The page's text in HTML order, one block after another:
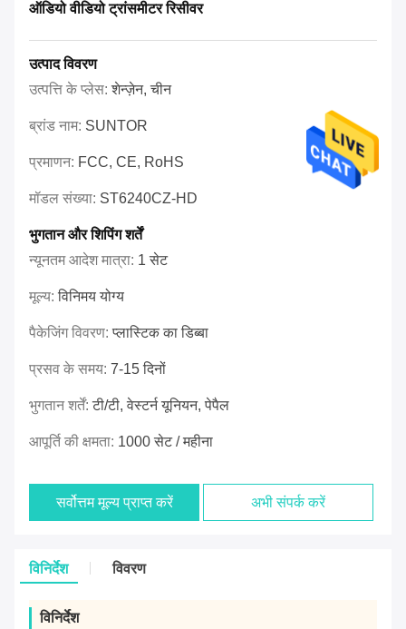
ऑडियो वीडियो ट्रांसमीटर रिसीवर
उत्पाद विवरण
उत्पत्ति के प्लेस:शेन्ज़ेन, चीन
ब्रांड नाम: SUNTOR
प्रमाणन: FCC, CE, RoHS
मॉडल संख्या: ST6240CZ-HD
भुगतान और शिपिंग शर्तें
न्यूनतम आदेश मात्रा: 1 सेट
मूल्य:विनिमय योग्य
पैकेजिंग विवरण:प्लास्टिक का डिब्बा
प्रसव के समय: 7-15 दिनों
भुगतान शर्तें:टी/टी, वेस्टर्न यूनियन, पेपैल
आपूर्ति की क्षमता: 1000 सेट / महीना
सर्वोत्तम मूल्य प्राप्त करें अभी संपर्क करें
विनिर्देश विवरण
विनिर्देश